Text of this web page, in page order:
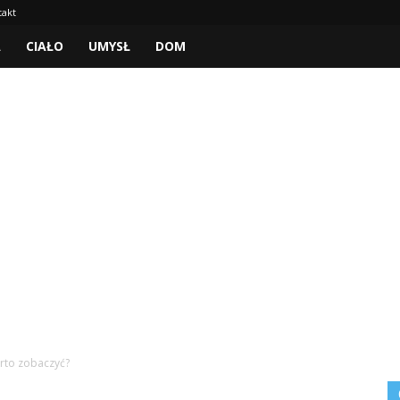
CIAŁO UMYSŁ DOM
zobaczyć?